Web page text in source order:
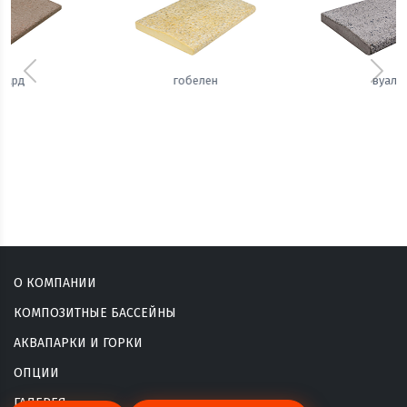
Предыдущий
О КОМПАНИИ
КОМПОЗИТНЫЕ БАССЕЙНЫ
АКВАПАРКИ И ГОРКИ
ОПЦИИ
ГАЛЕРЕЯ